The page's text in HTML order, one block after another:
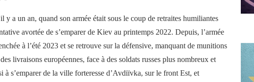
y a un an, quand son armée était sous le coup de retraites humiliantes
avortée de s’emparer de Kiev au printemps 2022. Depuis, l’armée
à l’été 2023 et se retrouve sur la défensive, manquant de munitions
livraisons européennes, face à des soldats russes plus nombreux et
s’emparer de la ville forteresse d’Avdiïvka, sur le front Est, et